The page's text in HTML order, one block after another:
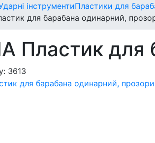
інструментиПластики для
для барабана одинарний,
Пластик для
3613